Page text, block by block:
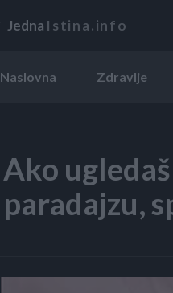
Jedna Istina.info
Naslovna Zdravlje
Ako
paradajzu,